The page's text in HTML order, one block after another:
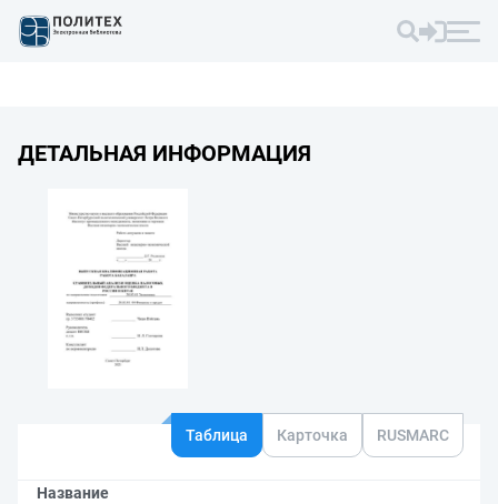
ДЕТАЛЬНАЯ ИНФОРМАЦИЯ
Таблица Карточка RUSMARC
Название